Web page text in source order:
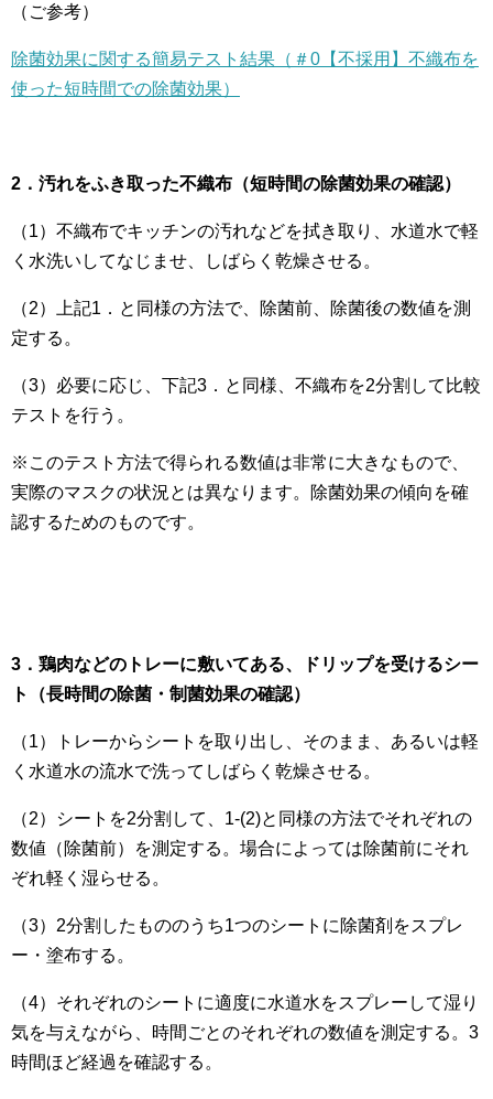
（ご参考）
除菌効果に関する簡易テスト結果（＃0【不採用】不織布を
使った短時間での除菌効果）
2．汚れをふき取った不織布（短時間の除菌効果の確認）
（1）不織布でキッチンの汚れなどを拭き取り、水道水で軽
く水洗いしてなじませ、しばらく乾燥させる。
（2）上記1．と同様の方法で、除菌前、除菌後の数値を測
定する。
（3）必要に応じ、下記3．と同様、不織布を2分割して比較
テストを行う。
※このテスト方法で得られる数値は非常に大きなもので、
実際のマスクの状況とは異なります。除菌効果の傾向を確
認するためのものです。
3．鶏肉などのトレーに敷いてある、ドリップを受けるシー
ト（長時間の除菌・制菌効果の確認）
（1）トレーからシートを取り出し、そのまま、あるいは軽
く水道水の流水で洗ってしばらく乾燥させる。
（2）シートを2分割して、1-(2)と同様の方法でそれぞれの
数値（除菌前）を測定する。場合によっては除菌前にそれ
ぞれ軽く湿らせる。
（3）2分割したもののうち1つのシートに除菌剤をスプレ
ー・塗布する。
（4）それぞれのシートに適度に水道水をスプレーして湿り
気を与えながら、時間ごとのそれぞれの数値を測定する。3
時間ほど経過を確認する。